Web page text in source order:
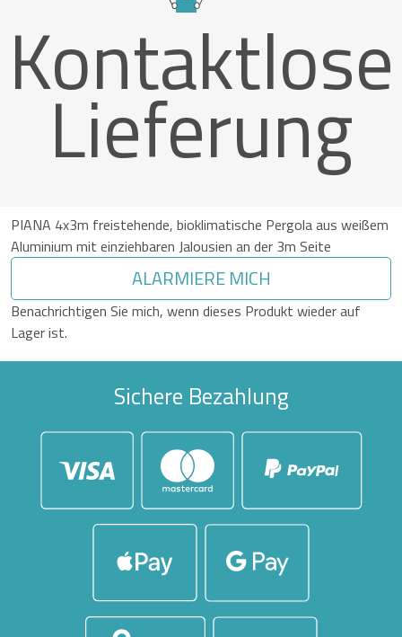
Kontaktlose
Lieferung
PIANA 4x3m freistehende, bioklimatische Pergola aus weißem
Aluminium mit einziehbaren Jalousien an der 3m Seite
ALARMIERE MICH
Benachrichtigen Sie mich, wenn dieses Produkt wieder auf
Lager ist.
Sichere Bezahlung